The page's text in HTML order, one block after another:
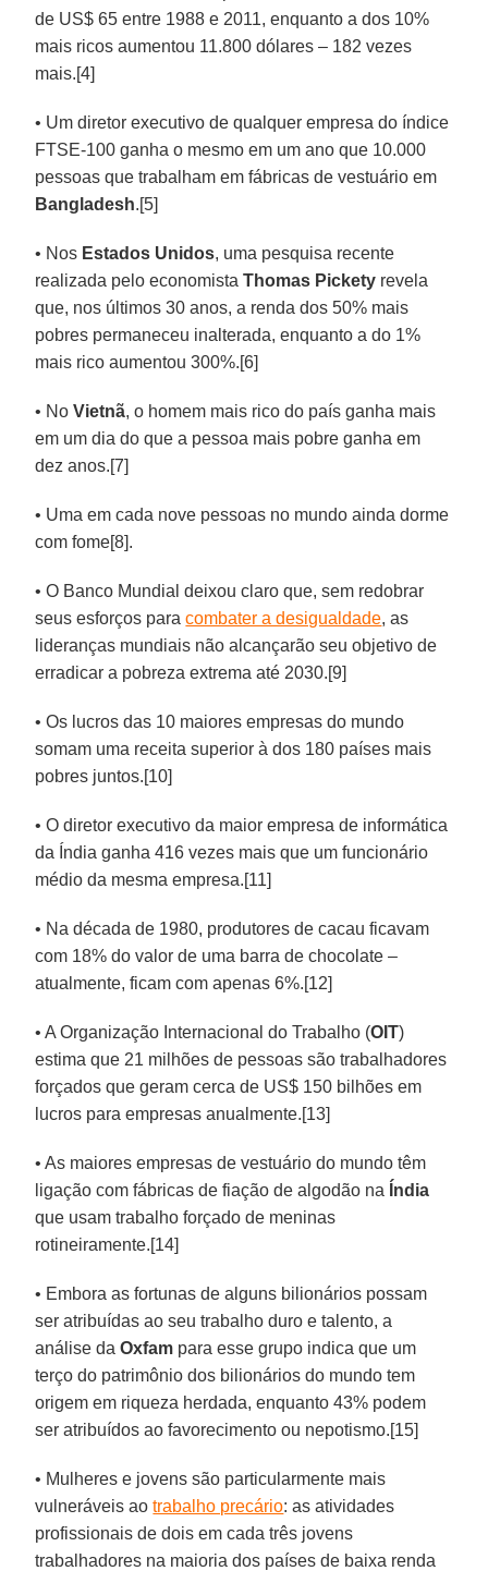
de US$ 65 entre 1988 e 2011, enquanto a dos 10%
mais ricos aumentou 11.800 dólares – 182 vezes
mais.[4]
• Um diretor executivo de qualquer empresa do índice
FTSE-100 ganha o mesmo em um ano que 10.000
pessoas que trabalham em fábricas de vestuário em
Bangladesh.[5]
• Nos Estados Unidos, uma pesquisa recente
realizada pelo economistaThomas Pickety revela
que, nos últimos 30 anos, a renda dos 50% mais
pobres permaneceu inalterada, enquanto a do 1%
mais rico aumentou 300%.[6]
• NoVietnã, o homem mais rico do país ganha mais
em um dia do que a pessoa mais pobre ganha em
dez anos.[7]
• Uma em cada nove pessoas no mundo ainda dorme
com fome[8].
• O Banco Mundial deixou claro que, sem redobrar
seus esforços paracombater a desigualdade, as
lideranças mundiais não alcançarão seu objetivo de
erradicar a pobreza extrema até 2030.[9]
• Os lucros das 10 maiores empresas do mundo
somam uma receita superior à dos 180 países mais
pobres juntos.[10]
• O diretor executivo da maior empresa de informática
da Índia ganha 416 vezes mais que um funcionário
médio da mesma empresa.[11]
• Na década de 1980, produtores de cacau ficavam
com 18% do valor de uma barra de chocolate –
atualmente, ficam com apenas 6%.[12]
• A Organização Internacional do Trabalho (OIT)
estima que 21 milhões de pessoas são trabalhadores
forçados que geram cerca de US$ 150 bilhões em
lucros para empresas anualmente.[13]
• As maiores empresas de vestuário do mundo têm
ligação com fábricas de fiação de algodão na Índia
que usam trabalho forçado de meninas
rotineiramente.[14]
• Embora as fortunas de alguns bilionários possam
ser atribuídas ao seu trabalho duro e talento, a
análise daOxfam para esse grupo indica que um
terço do patrimônio dos bilionários do mundo tem
origem em riqueza herdada, enquanto 43% podem
ser atribuídos ao favorecimento ou nepotismo.[15]
• Mulheres e jovens são particularmente mais
vulneráveis aotrabalho precário: as atividades
profissionais de dois em cada três jovens
trabalhadores na maioria dos países de baixa renda